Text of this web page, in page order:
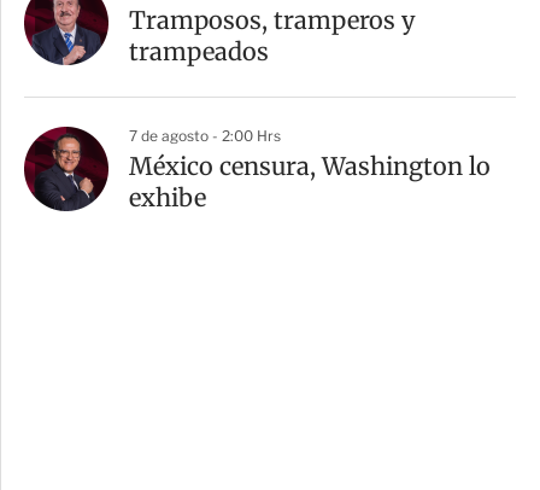
Tramposos, tramperos y
trampeados
7 de agosto - 2:00 Hrs
México censura, Washington lo
exhibe